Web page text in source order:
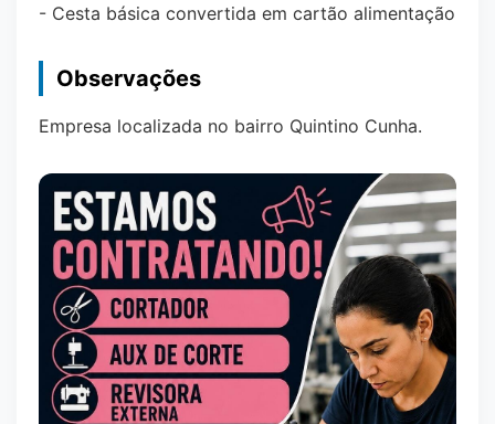
- Cesta básica convertida em cartão alimentação
Observações
Empresa localizada no bairro Quintino Cunha.